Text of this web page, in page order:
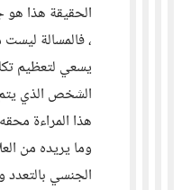
الحقيقة هذا هو
، فالمسالة
يسعي لتعظيم
الشخص الذي
هذا المراءة
وما يريده من
الجنسي بالتعدد